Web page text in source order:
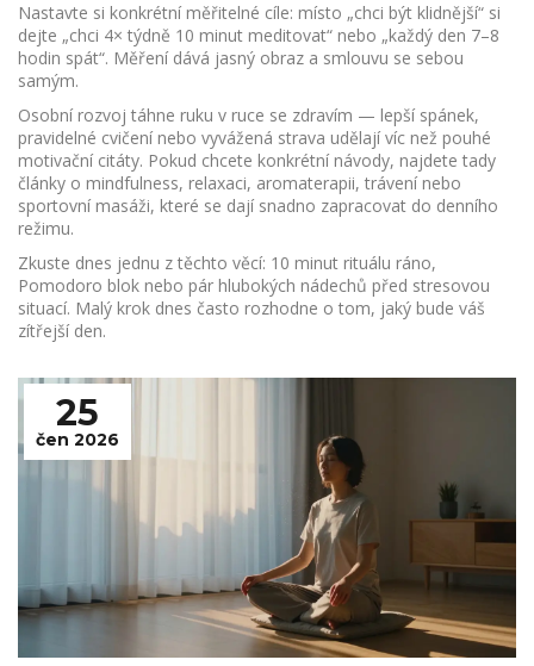
Nastavte si konkrétní měřitelné cíle: místo „chci být klidnější“ si
dejte „chci 4× týdně 10 minut meditovat“ nebo „každý den 7–8
hodin spát“. Měření dává jasný obraz a smlouvu se sebou
samým.
Osobní rozvoj táhne ruku v ruce se zdravím — lepší spánek,
pravidelné cvičení nebo vyvážená strava udělají víc než pouhé
motivační citáty. Pokud chcete konkrétní návody, najdete tady
články o mindfulness, relaxaci, aromaterapii, trávení nebo
sportovní masáži, které se dají snadno zapracovat do denního
režimu.
Zkuste dnes jednu z těchto věcí: 10 minut rituálu ráno,
Pomodoro blok nebo pár hlubokých nádechů před stresovou
situací. Malý krok dnes často rozhodne o tom, jaký bude váš
zítřejší den.
25
čen 2026